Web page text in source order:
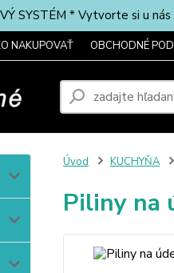
SYSTÉM * Vytvorte si u
NAKUPOVAŤ OBCHODNÉ
Úvod KUCHYŇA
Piliny na